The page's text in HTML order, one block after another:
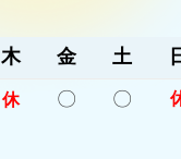
木 金 土
休 〇 〇